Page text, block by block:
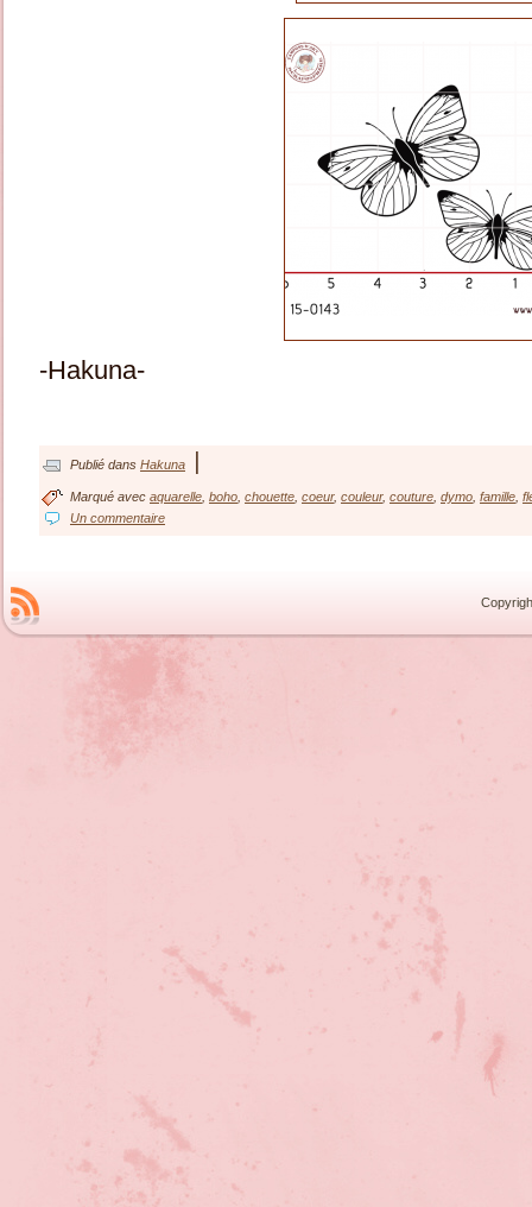
-Hakuna-
Publié dans Hakuna
Marqué avec aquarelle boho chouette coeur, couleur, couture dymo famille
Un commentaire